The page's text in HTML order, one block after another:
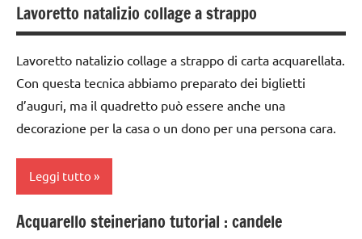
TUTTI GLI
ARTICOLI
DELL'ANNO
DIDATTICA
WALDORF
STAGIONI
ARGOMENTI
arte
Waldorf
carta
cartamodelli
dai
DOWNLOAD
Epifania
Lavoretto natalizio collage a strappo
Lavoretto natalizio collage a strappo di carta acquarellata.
Con questa tecnica abbiamo preparato dei biglietti
d’auguri, ma il quadretto può essere anche una
decorazione per la casa o un dono per una persona cara.
Leggi tutto
acquarello
Acquarello steineriano tutorial : candele